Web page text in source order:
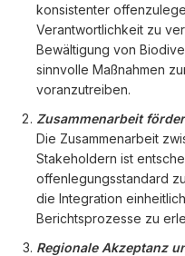
konsistenter
Verantwortlichkeit zu
Bewältigung von
sinnvolle Maßnahmen
voranzutreiben.
Zusammenarbeit
Die Zusammenarbeit
Stakeholdern ist
offenlegungsstandard
die Integration
Berichtsprozesse zu
Regionale Akzeptanz